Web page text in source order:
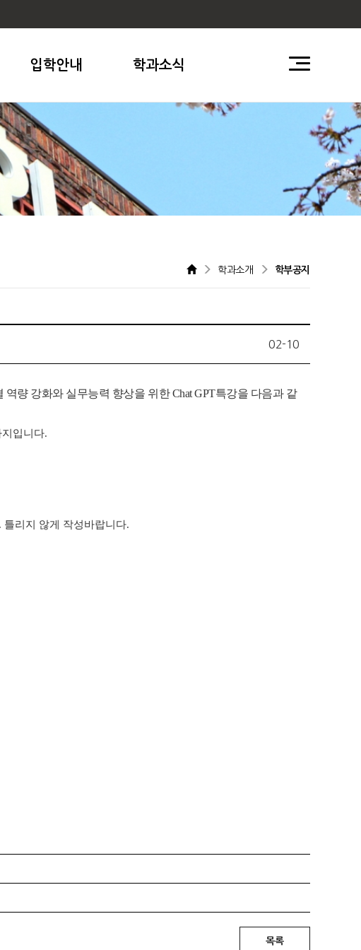
입학안내 학과소식
학과소개 학부공지
02-10
량 강화와 실무능력 향상을 위한 Chat GPT특강을 다음과 같
입니다.
리지 않게 작성바랍니다.